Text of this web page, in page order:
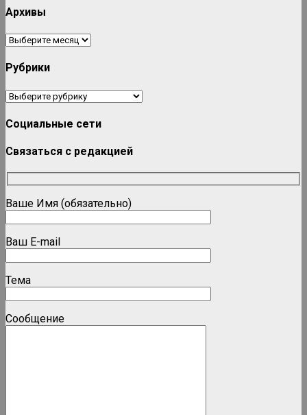
Архивы
Архивы
Рубрики
Рубрики
Социальные сети
Связаться с редакцией
Ваше Имя (обязательно)
Ваш E-mail
Тема
Сообщение